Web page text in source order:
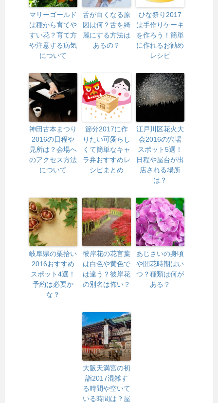
マリーゴールド
は種から育てや
すい花？育て方
や注意する病気
について
舌が白くなる原
因は何？舌を綺
麗にする方法は
あるの？
ひな祭り2017
は手作りケーキ
を作ろう！簡単
に作れるお勧め
レシピ
神田古本まつり
2016の日程や
見所は？会場へ
のアクセス方法
について
節分2017に作
りたい可愛らし
くて簡単なキャ
ラ弁おすすめレ
シピまとめ
江戸川区花火大
会2016の穴場
スポット5選！
日程や屋台が出
店される場所
は？
岐阜県の栗拾い
2016おすすめ
スポット4選！
予約は必要か
な？
彼岸花の花言葉
は白色や黄色で
は違う？彼岸花
の別名は怖い？
あじさいの身頃
や開花時期はい
つ？種類は何が
ある？
大阪天満宮の初
詣2017混雑す
る時間や空いて
いる時間は？屋